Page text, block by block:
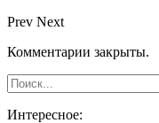
Prev Next
Комментарии закрыты.
Интересное: